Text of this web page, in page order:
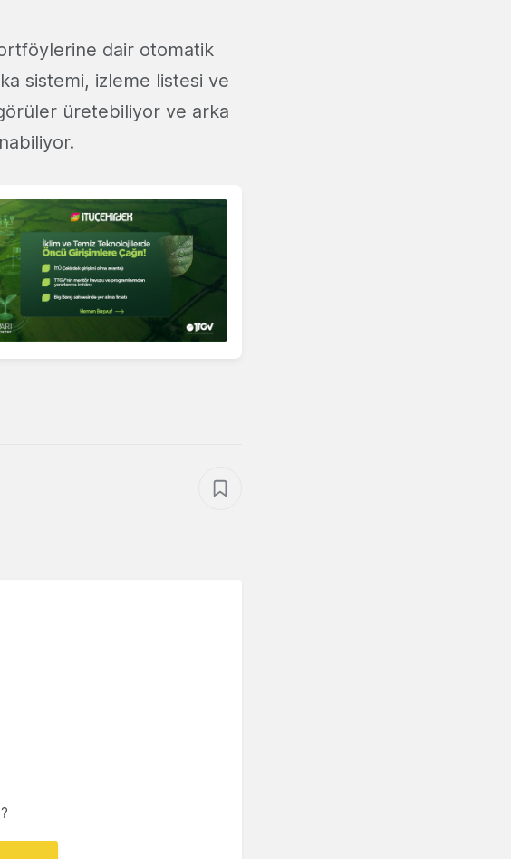
dair otomatik
sistemi, izleme listesi ve
üretebiliyor ve arka